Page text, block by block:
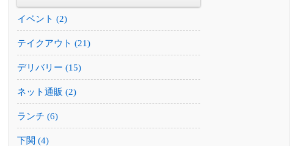
イベント (2)
テイクアウト (21)
デリバリー (15)
ネット通販 (2)
ランチ (6)
下関 (4)